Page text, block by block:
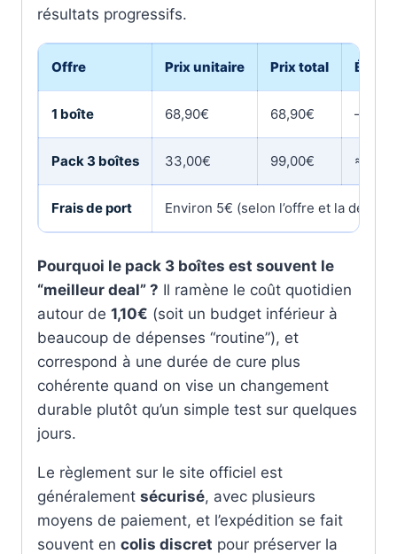
résultats progressifs.
Offre Prix unitaire Prix total
1 boîte 68,90€ 68,90€ —
Pack 3 boîtes 33,00€ 99,00€ ≈
Frais de port Environ 5€ (selon l’offre et la
Pourquoi le pack 3 boîtes est souvent le
“meilleur deal” ? Il ramène le coût quotidien
autour de 1,10€ (soit un budget inférieur à
beaucoup de dépenses “routine”), et
correspond à une durée de cure plus
cohérente quand on vise un changement
durable plutôt qu’un simple test sur quelques
jours.
Le règlement sur le site officiel est
généralement sécurisé, avec plusieurs
moyens de paiement, et l’expédition se fait
souvent en colis discret pour préserver la